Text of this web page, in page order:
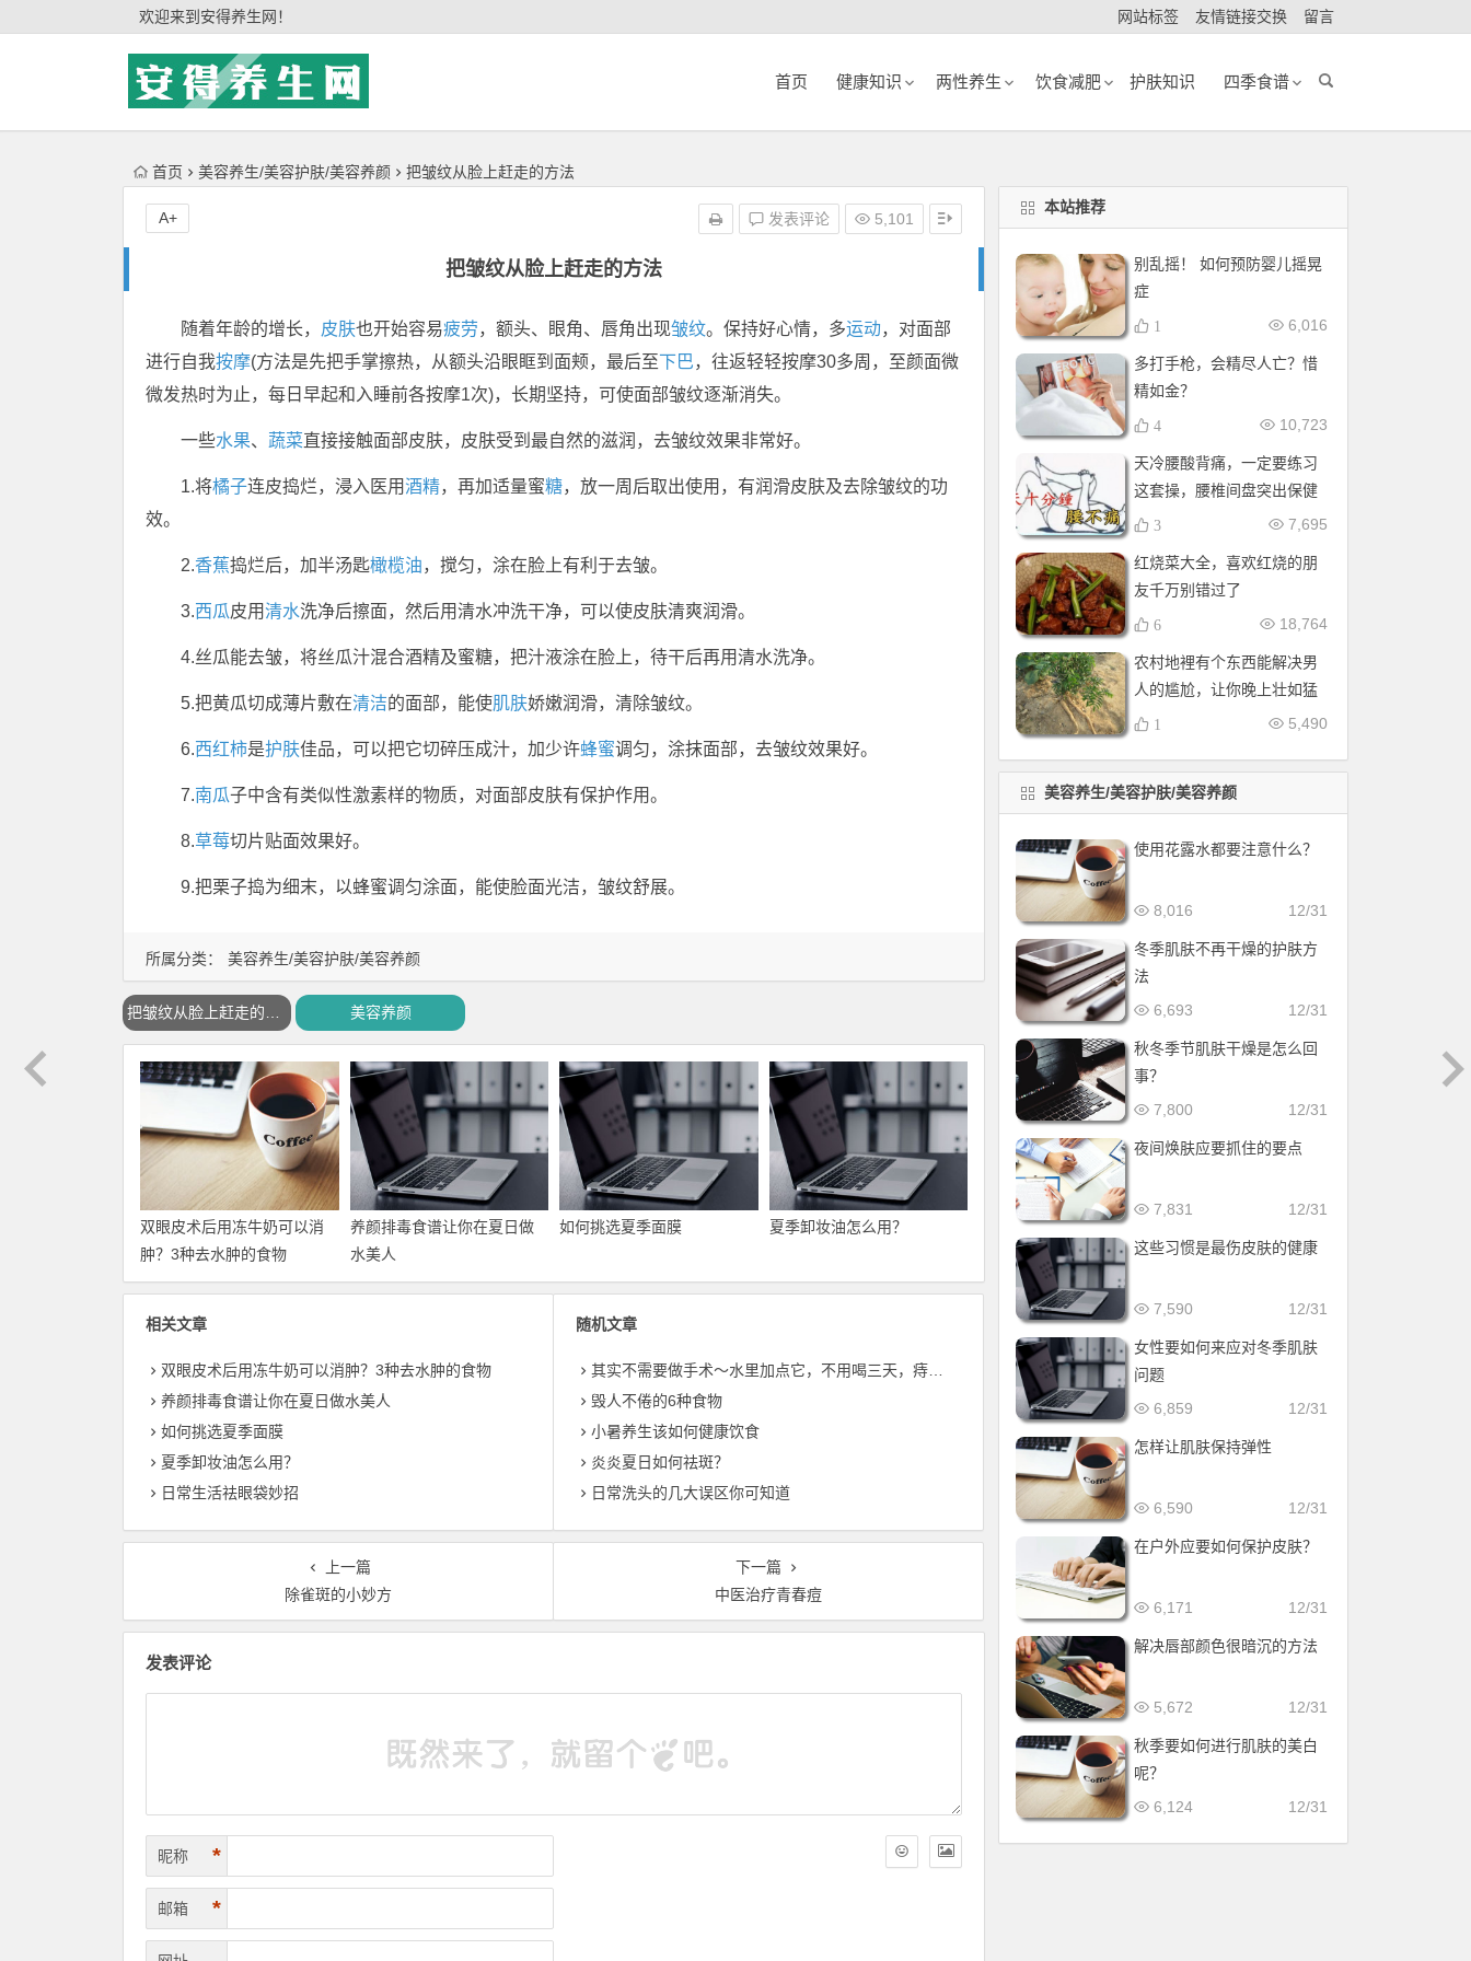
欢迎来到安得养生网！ 网站标签 友情链接交换 留言
首页 健康知识 两性养生 饮食减肥 护肤知识 四季食谱
首页 美容养生/美容护肤/美容养颜 把皱纹从脸上赶走的方法
把皱纹从脸上赶走的方法
发表评论 5,101
A+
所属分类： 美容养生/美容护肤/美容养颜
随着年龄的增长， 皮肤也开始容易疲劳，额头、眼角、唇角出现皱纹。保持好心情，多运动，对面部
进行自我按摩(方法是先把手掌擦热，从额头沿眼眶到面颊，最后至下巴，往返轻轻按摩30多周，至颜面微
微发热时为止，每日早起和入睡前各按摩1次)，长期坚持，可使面部皱纹逐渐消失。
一些水果、 蔬菜直接接触面部皮肤，皮肤受到最自然的滋润，去皱纹效果非常好。
1.将橘子连皮捣烂，浸入医用酒精，再加适量蜜糖，放一周后取出使用，有润滑皮肤及去除皱纹的功
效。
2.香蕉捣烂后，加半汤匙橄榄油，搅匀，涂在脸上有利于去皱。
3.西瓜皮用清水洗净后擦面，然后用清水冲洗干净，可以使皮肤清爽润滑。
4.丝瓜能去皱，将丝瓜汁混合酒精及蜜糖，把汁液涂在脸上，待干后再用清水洗净。
5.把黄瓜切成薄片敷在清洁的面部，能使肌肤娇嫩润滑，清除皱纹。
6.西红柿是护肤佳品，可以把它切碎压成汁，加少许蜂蜜调匀，涂抹面部，去皱纹效果好。
7.南瓜子中含有类似性激素样的物质，对面部皮肤有保护作用。
8.草莓切片贴面效果好。
9.把栗子捣为细末，以蜂蜜调匀涂面，能使脸面光洁，皱纹舒展。
美容养颜
双眼皮术后用冻牛奶可以消
肿？3种去水肿的食物
养颜排毒食谱让你在夏日做
水美人
如何挑选夏季面膜 夏季卸妆油怎么用？
相关文章
双眼皮术后用冻牛奶可以消肿？3种去水肿的食物
养颜排毒食谱让你在夏日做水美人
如何挑选夏季面膜
夏季卸妆油怎么用？
日常生活祛眼袋妙招
随机文章
其实不需要做手术～水里加点它，不用喝三天，痔疮便秘全不见
毁人不倦的6种食物
小暑养生该如何健康饮食
炎炎夏日如何祛斑？
日常洗头的几大误区你可知道
上一篇
除雀斑的小妙方
下一篇
中医治疗青春痘
发表评论
昵称 *
邮箱 *
本站推荐
别乱摇！ 如何预防婴儿摇晃
症
6,016
1
多打手枪，会精尽人亡？惜
精如金？
10,723
4
天冷腰酸背痛，一定要练习
这套操，腰椎间盘突出保健
操，全套收好！每天十分钟
7,695
3
红烧菜大全，喜欢红烧的朋
友千万别错过了
18,764
6
农村地裡有个东西能解决男
人的尴尬，让你晚上壮如猛
牛床受不了
5,490
1
美容养生/美容护肤/美容养颜
使用花露水都要注意什么？
12/31
8,016
冬季肌肤不再干燥的护肤方
法
12/31
6,693
秋冬季节肌肤干燥是怎么回
事？
12/31
7,800
夜间焕肤应要抓住的要点
12/31
7,831
这些习惯是最伤皮肤的健康
12/31
7,590
女性要如何来应对冬季肌肤
问题
12/31
6,859
怎样让肌肤保持弹性
12/31
6,590
在户外应要如何保护皮肤？
12/31
6,171
解决唇部颜色很暗沉的方法
12/31
5,672
秋季要如何进行肌肤的美白
呢？
12/31
6,124